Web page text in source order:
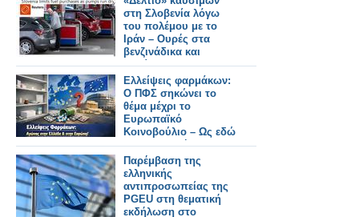
στη Σλοβενία λόγω
του πολέμου με το
Ιράν – Ουρές στα
βενζινάδικα και
ελλείψεις
Ελλείψεις φαρμάκων:
Ο ΠΦΣ σηκώνει το
θέμα μέχρι το
Ευρωπαϊκό
Κοινοβούλιο – Ως εδώ
με την ανοχή
Παρέμβαση της
ελληνικής
αντιπροσωπείας της
PGEU στη θεματική
εκδήλωση στο